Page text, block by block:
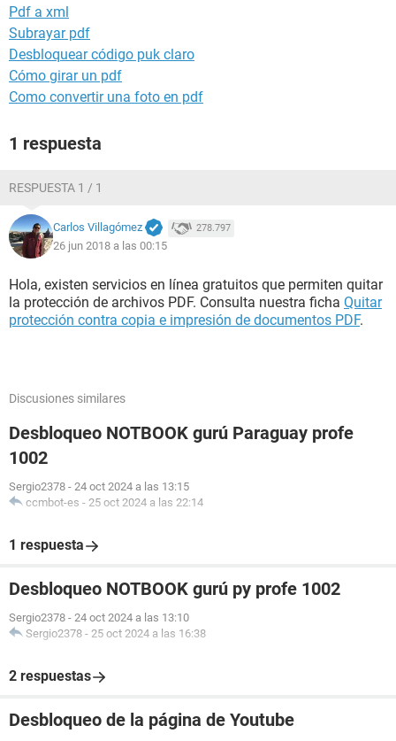
Pdf a xml
Subrayar pdf
Desbloquear código puk claro
Cómo girar un pdf
Como convertir una foto en pdf
1 respuesta
RESPUESTA 1 / 1
Carlos Villagómez 278.797
26 jun 2018 a las 00:15
Hola, existen servicios en línea gratuitos que permiten quitar
la protección de archivos PDF. Consulta nuestra ficha Quitar
protección contra copia e impresión de documentos PDF.
Discusiones similares
Desbloqueo NOTBOOK gurú Paraguay profe
1002
Sergio2378 - 24 oct 2024 a las 13:15
ccmbot-es - 25 oct 2024 a las 22:14
1 respuesta
Desbloqueo NOTBOOK gurú py profe 1002
Sergio2378 - 24 oct 2024 a las 13:10
Sergio2378 - 25 oct 2024 a las 16:38
2 respuestas
Desbloqueo de la página de Youtube